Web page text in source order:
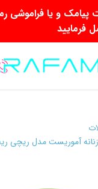
و یا فراموشی رمز
فرمایید